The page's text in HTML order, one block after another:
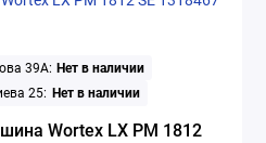
39А: Нет в наличии
25: Нет в наличии
Wortex LX PM 1812